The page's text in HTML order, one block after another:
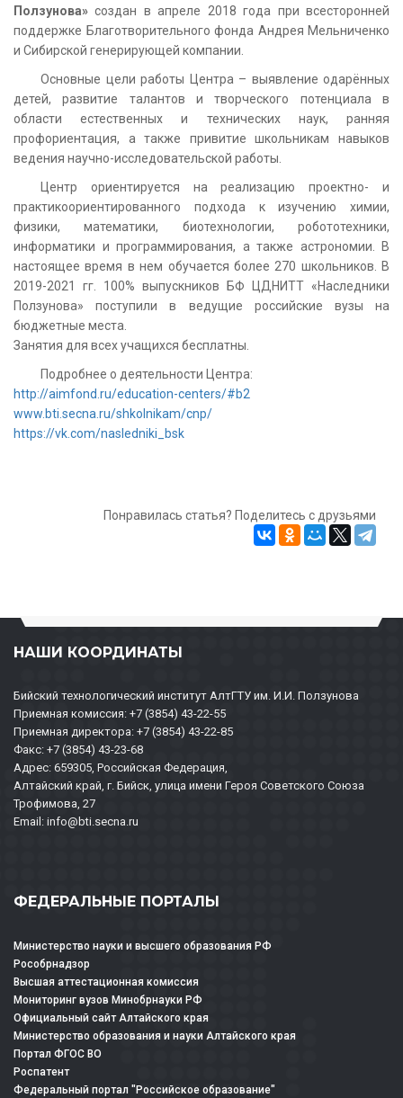
Ползунова» создан в апреле 2018 года при всесторонней
поддержке Благотворительного фонда Андрея Мельниченко
и Сибирской генерирующей компании.
Основные цели работы Центра – выявление одарённых
детей, развитие талантов и творческого потенциала в
области естественных и технических наук, ранняя
профориентация, а также привитие школьникам навыков
ведения научно-исследовательской работы.
Центр ориентируется на реализацию проектно- и
практикоориентированного подхода к изучению химии,
физики, математики, биотехнологии, робототехники,
информатики и программирования, а также астрономии. В
настоящее время в нем обучается более 270 школьников. В
2019-2021 гг. 100% выпускников БФ ЦДНИТТ «Наследники
Ползунова» поступили в ведущие российские вузы на
бюджетные места.
Занятия для всех учащихся бесплатны.
Подробнее о деятельности Центра:
http://aimfond.ru/education-centers/#b2
www.bti.secna.ru/shkolnikam/cnp/
https://vk.com/nasledniki_bsk
Понравилась статья? Поделитесь с друзьями
НАШИ КООРДИНАТЫ
Бийский технологический институт АлтГТУ им. И.И. Ползунова
Приемная комиссия: +7 (3854) 43-22-55
Приемная директора: +7 (3854) 43-22-85
Факс: +7 (3854) 43-23-68
Адрес: 659305, Российская Федерация,
Алтайский край, г. Бийск, улица имени Героя Советского Союза
Трофимова, 27
Email: info@bti.secna.ru
ФЕДЕРАЛЬНЫЕ ПОРТАЛЫ
Министерство науки и высшего образования РФ
Рособрнадзор
Высшая аттестационная комиссия
Мониторинг вузов Минобрнауки РФ
Официальный сайт Алтайского края
Министерство образования и науки Алтайского края
Портал ФГОС ВО
Роспатент
Федеральный портал "Российское образование"